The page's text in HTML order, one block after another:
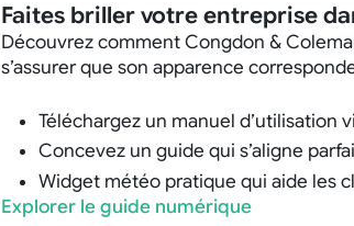
Faites briller votre entreprise
Découvrez comment Congdon &
s’assurer que son apparence
Téléchargez un manuel d’utilisation
Concevez un guide qui s’aligne
Widget météo pratique qui aide les
Explorer le guide numérique